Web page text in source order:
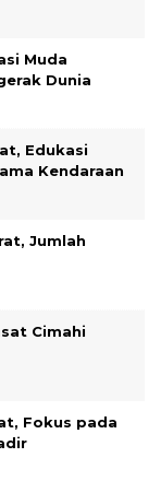
Muda
Dunia
Edukasi
Kendaraan
Jumlah
Cimahi
Fokus pada